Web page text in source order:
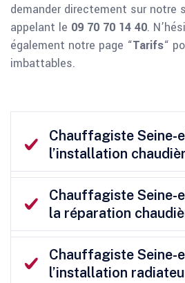
demander directement sur notre
appelant le 09 70 70 14 40.
également notre page “Tarifs“
imbattables.
Chauffagiste Seine-
l’installation
Chauffagiste Seine-
la réparation
Chauffagiste Seine-
l’installation